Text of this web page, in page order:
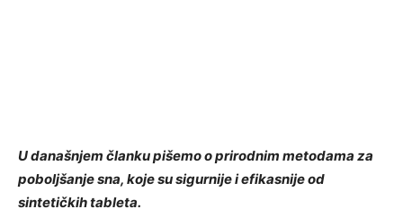
U današnjem članku pišemo o prirodnim metodama za
poboljšanje sna, koje su sigurnije i efikasnije od
sintetičkih tableta.